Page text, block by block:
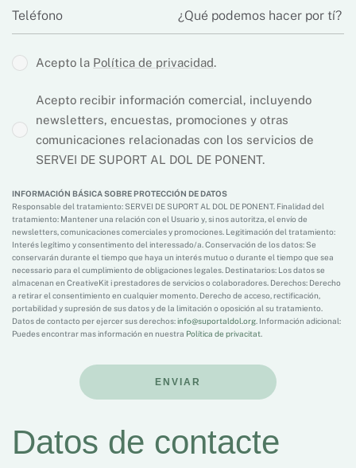
Acepto la Política de privacidad.
Acepto recibir información comercial, incluyendo
newsletters, encuestas, promociones y otras
comunicaciones relacionadas con los servicios de
SERVEI DE SUPORT AL DOL DE PONENT.
INFORMACIÓN BÁSICA SOBRE PROTECCIÓN DE DATOS
Responsable del tratamiento: SERVEI DE SUPORT AL DOL DE PONENT. Finalidad del
tratamiento: Mantener una relación con el Usuario y, si nos autoritza, el envío de
newsletters, comunicaciones comerciales y promociones. Legitimación del tratamiento:
Interés legítimo y consentimento del interessado/a. Conservación de los datos: Se
conservarán durante el tiempo que haya un interés mutuo o durante el tiempo que sea
necessario para el cumplimiento de obligaciones legales. Destinatarios: Los datos se
almacenan en ​CreativeKit i prestadores de servicios o colaboradores. Derechos: Derecho
a retirar el consentimiento en cualquier momento. Derecho de acceso, rectificación,
portabilidad y supresión de sus datos y de la limitación o oposición al su tratamiento.
Datos de contacto per ejercer sus derechos:info@suportaldol.org . Información adicional:
Puedes encontrar mas información en nuestra Política de privacitat
ENVIAR
Datos de contacte